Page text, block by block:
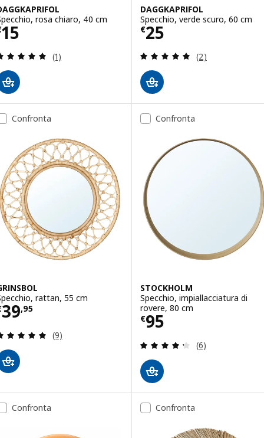
rosa chiaro, 40 cm
15 € 15
Recensione: 5 fuori da 5 stelle. Totale recensioni:
(1)
DAGGKAPRIFOL
Specchio, verde scuro, 60 cm
€25
Prezzo € 25
Recensione: 5
(2)
Confronta
rattan, 55 cm
39,95 € 39,95
Recensione: 4.9 fuori da 5 stelle. Totale
(9)
Confronta
STOCKHOLM
Specchio, impiallacciatura di
rovere, 80 cm
€95
Prezzo € 95
Recensione:
(6)
Confronta Confronta